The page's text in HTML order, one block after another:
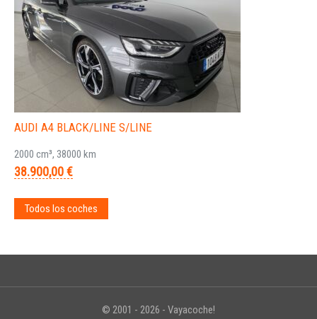
AUDI A4 BLACK/LINE S/LINE
2000 cm³, 38000 km
38.900,00 €
Todos los coches
© 2001 - 2026 - Vayacoche!